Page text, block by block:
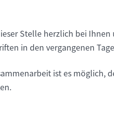
Stelle herzlich bei
in den vergangenen
ist es möglich,